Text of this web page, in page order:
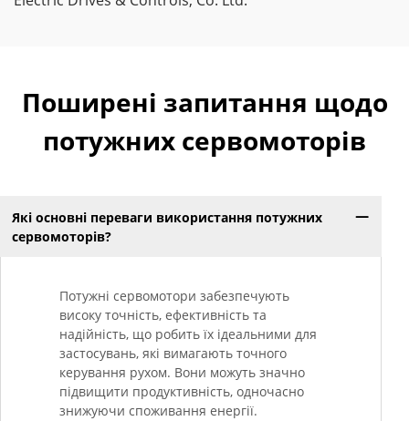
Поширені запитання щодо
потужних сервомоторів
Які основні переваги використання потужних
сервомоторів?
Потужні сервомотори забезпечують
високу точність, ефективність та
надійність, що робить їх ідеальними для
застосувань, які вимагають точного
керування рухом. Вони можуть значно
підвищити продуктивність, одночасно
знижуючи споживання енергії.